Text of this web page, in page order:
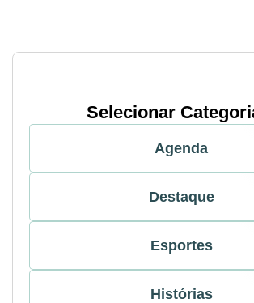
Selecionar
Agenda
Destaque
Esportes
Histórias